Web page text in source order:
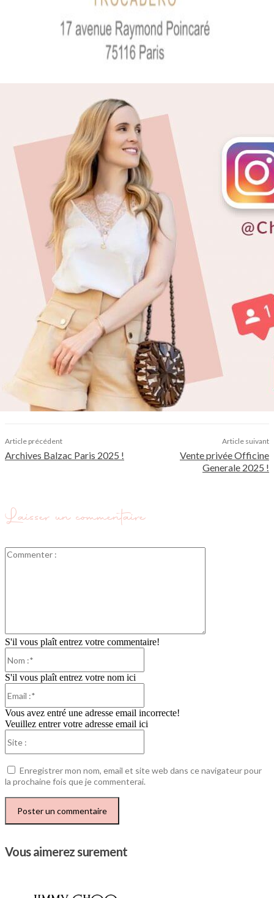
Article précédent
Archives Balzac Paris 2025 !
Article suivant
Vente privée Officine
Generale 2025 !
Laisser un commentaire
S'il vous plaît entrez votre commentaire!
S'il vous plaît entrez votre nom ici
Vous avez entré une adresse email incorrecte!
Veuillez entrer votre adresse email ici
Enregistrer mon nom, email et site web dans ce navigateur pour
la prochaine fois que je commenterai.
Vous aimerez surement